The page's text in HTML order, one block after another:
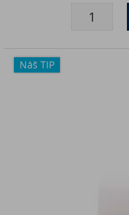
Náš TIP